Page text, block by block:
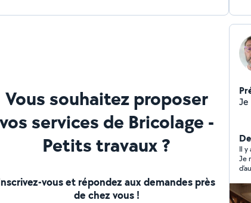
Vous souhaitez proposer
vos services de Bricolage -
Petits travaux ?
vous et répondez aux demandes près
de chez vous !
Il y
Je